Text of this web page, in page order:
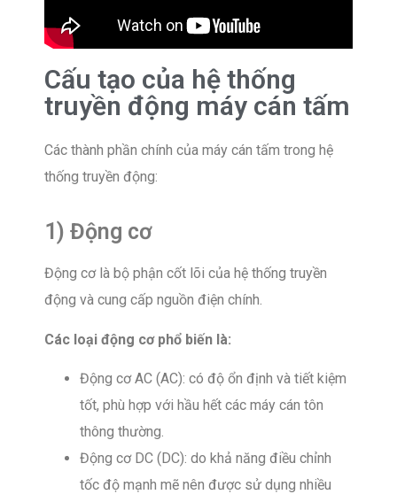
Cấu tạo của hệ thống
truyền động máy cán tấm
Các thành phần chính của máy cán tấm trong hệ
thống truyền động:
1) Động cơ
Động cơ là bộ phận cốt lõi của hệ thống truyền
động và cung cấp nguồn điện chính.
Các loại động cơ phổ biến là:
Động cơ AC (AC): có độ ổn định và tiết kiệm
tốt, phù hợp với hầu hết các máy cán tôn
thông thường.
Động cơ DC (DC): do khả năng điều chỉnh
tốc độ mạnh mẽ nên được sử dụng nhiều